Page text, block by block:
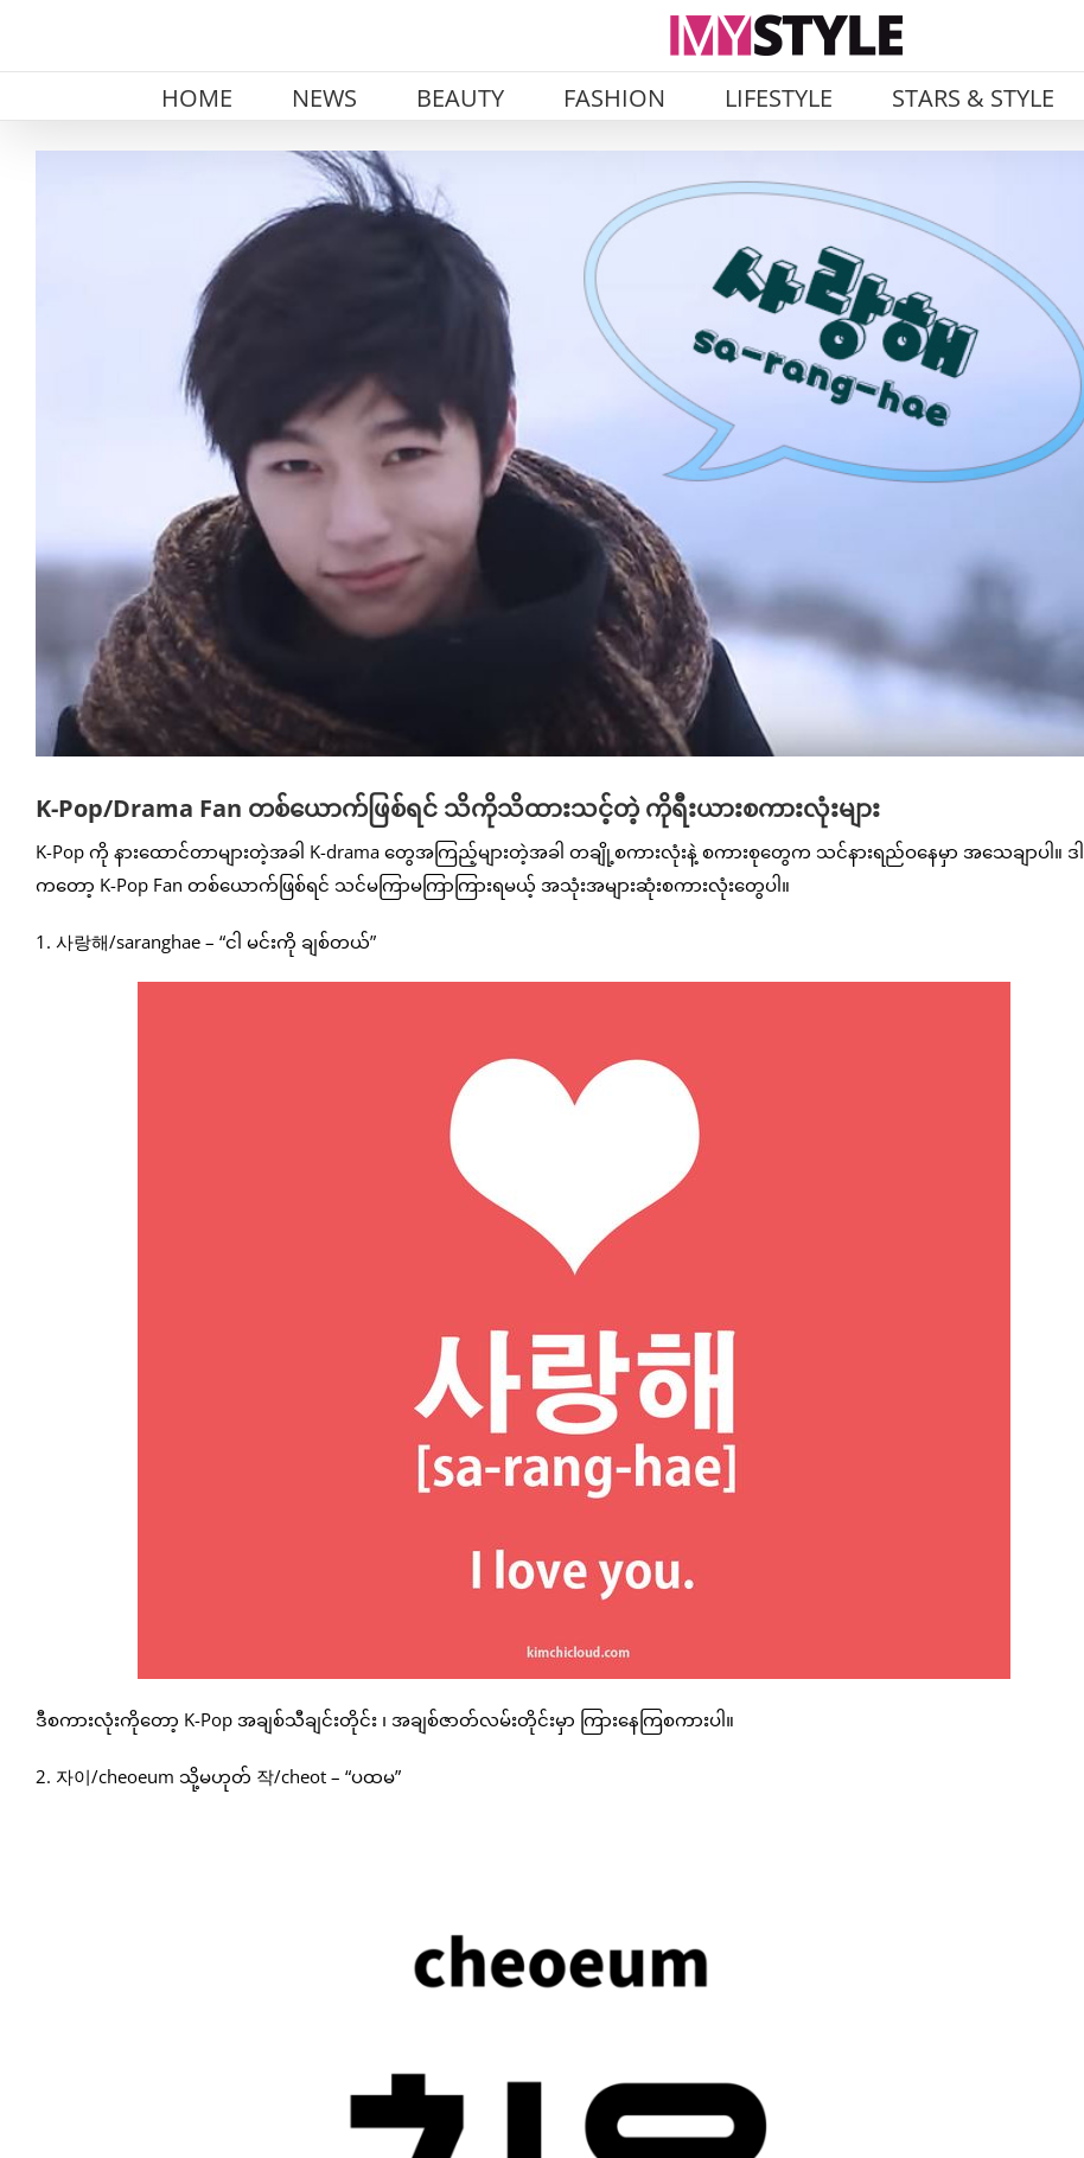
HOME NEWS BEAUTY FASHION LIFESTYLE STARS & STYLE
K-Pop/Drama Fan တစ်ယောက်ဖြစ်ရင် သိကိုသိထားသင့်တဲ့ ကိုရီးယားစကားလုံးများ
K-Pop ကို နားထောင်တာများတဲ့အခါ K-drama တွေအကြည့်များတဲ့အခါ တချို့စကားလုံးနဲ့ စကားစုတွေက သင်နားရည်ဝနေမှာ အသေချာပါ။ ဒါ
ကတော့ K-Pop Fan တစ်ယောက်ဖြစ်ရင် သင်မကြာမကြာကြားရမယ့် အသုံးအများဆုံးစကားလုံးတွေပါ။
1. 사랑해/saranghae – “ငါ မင်းကို ချစ်တယ်”
ဒီစကားလုံးကိုတော့ K-Pop အချစ်သီချင်းတိုင်း ၊ အချစ်ဇာတ်လမ်းတိုင်းမှာ ကြားနေကြစကားပါ။
2. 자이/cheoeum သို့မဟုတ် 작/cheot – “ပထမ”